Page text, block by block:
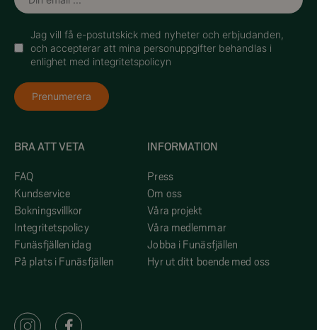
Jag vill få e-postutskick med nyheter och erbjudanden,
och accepterar att mina personuppgifter behandlas i
enlighet med integritetspolicyn
Prenumerera
BRA ATT VETA
FAQ
Kundservice
Bokningsvillkor
Integritetspolicy
Funäsfjällen idag
På plats i Funäsfjällen
INFORMATION
Press
Om oss
Våra projekt
Våra medlemmar
Jobba i Funäsfjällen
Hyr ut ditt boende med oss